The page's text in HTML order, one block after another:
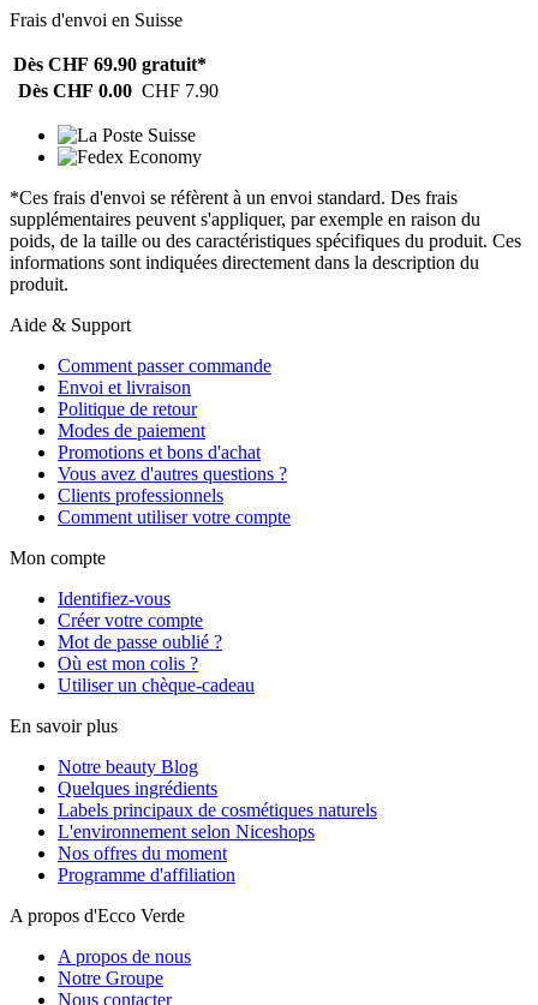
Frais d'envoi en Suisse
Dès CHF 69.90 gratuit*
Dès CHF 0.00 CHF 7.90
*Ces frais d'envoi se réfèrent à un envoi standard. Des frais
supplémentaires peuvent s'appliquer, par exemple en raison du
poids, de la taille ou des caractéristiques spécifiques du produit. Ces
informations sont indiquées directement dans la description du
produit.
Aide & Support
Comment passer commande
Envoi et livraison
Politique de retour
Modes de paiement
Promotions et bons d'achat
Vous avez d'autres questions ?
Clients professionnels
Comment utiliser votre compte
Mon compte
Identifiez-vous
Créer votre compte
Mot de passe oublié ?
Où est mon colis ?
Utiliser un chèque-cadeau
En savoir plus
Notre beauty Blog
Quelques ingrédients
Labels principaux de cosmétiques naturels
L'environnement selon Niceshops
Nos offres du moment
Programme d'affiliation
A propos d'Ecco Verde
A propos de nous
Notre Groupe
Nous contacter